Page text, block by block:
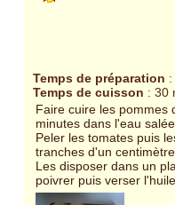
Temps de préparation
Temps de cuisson : 30
Faire cuire les pommes
minutes dans l'eau salée.
Peler les tomates puis
tranches d'un
Les disposer dans un
poivrer puis verser